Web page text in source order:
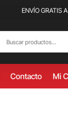
ENVÍO GRATIS
Contacto Mi